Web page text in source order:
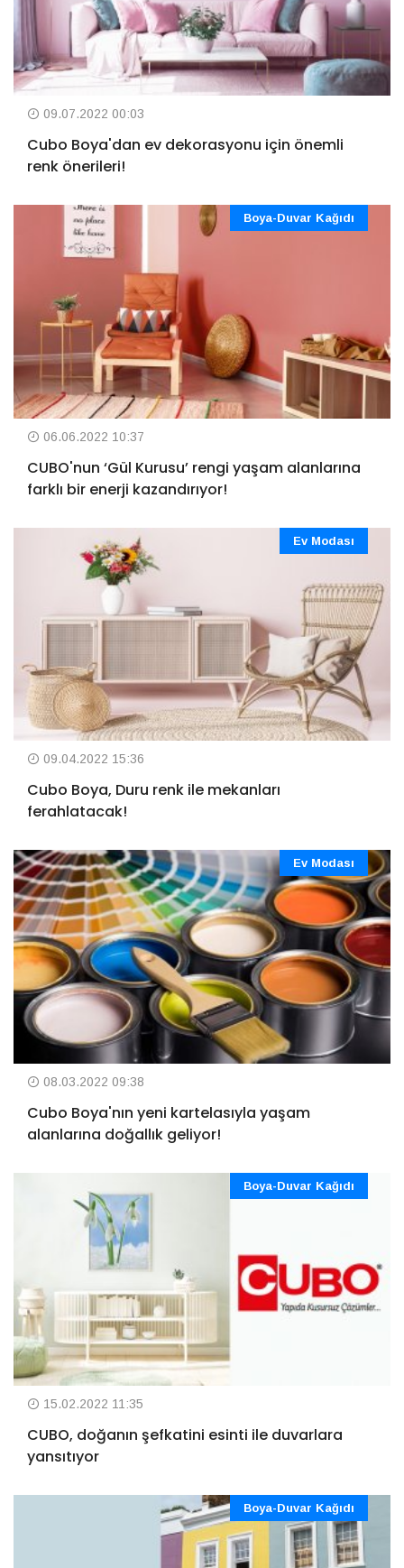
09.07.2022 00:03
Cubo Boya'dan ev dekorasyonu için önemli
renk önerileri!
Boya-Duvar Kağıdı
06.06.2022 10:37
CUBO'nun ‘Gül Kurusu’ rengi yaşam alanlarına
farklı bir enerji kazandırıyor!
Ev Modası
09.04.2022 15:36
Cubo Boya, Duru renk ile mekanları
ferahlatacak!
Ev Modası
08.03.2022 09:38
Cubo Boya'nın yeni kartelasıyla yaşam
alanlarına doğallık geliyor!
Boya-Duvar Kağıdı
15.02.2022 11:35
CUBO, doğanın şefkatini esinti ile duvarlara
yansıtıyor
Boya-Duvar Kağıdı